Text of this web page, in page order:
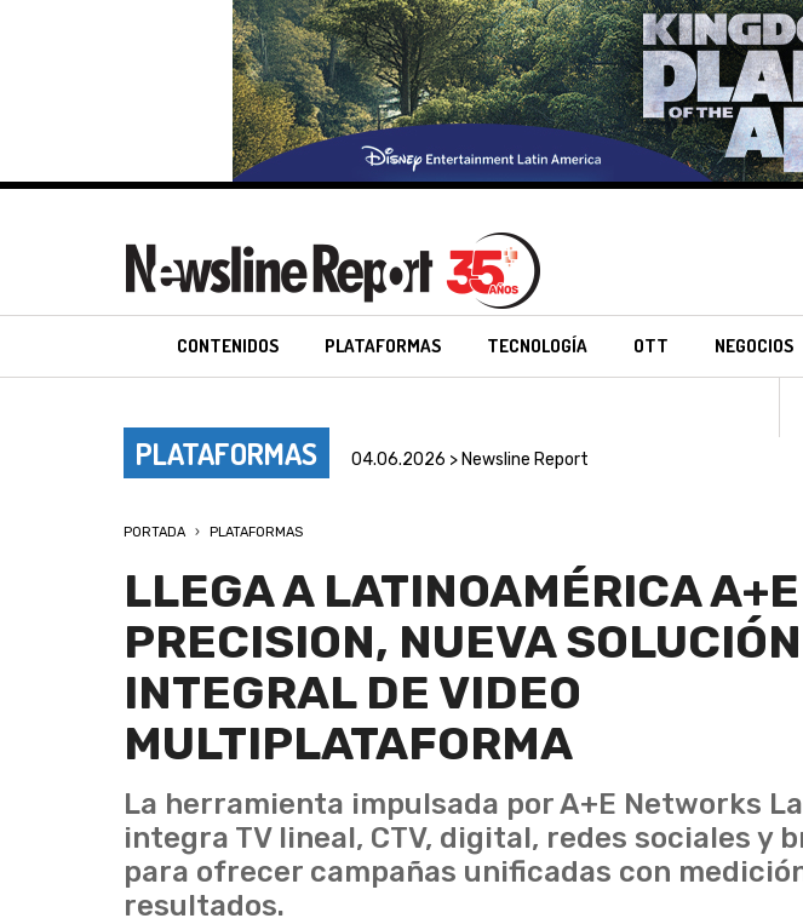
CONTENIDOS PLATAFORMAS TECNOLOGÍA OTT NEGOCIOS
PLATAFORMAS 04.06.2026 > Newsline Report
PORTADA PLATAFORMAS
LLEGA A LATINOAMÉRICA A+E
PRECISION, NUEVA SOLUCIÓN
INTEGRAL DE VIDEO
MULTIPLATAFORMA
La herramienta impulsada por A+E Networks
integra TV lineal, CTV, digital, redes sociales y
para ofrecer campañas unificadas con
resultados.